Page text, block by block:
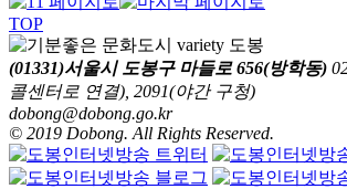
TOP
(01331)서울시 도봉구 마들로 656(방학동)
콜센터로 연결), 2091(야간 구청)
dobong@dobong.go.kr
© 2019 Dobong. All Rights Reserved.